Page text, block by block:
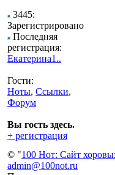
3445:
Зарегистрировано
Последняя
регистрация:
Екатерина1..
Гости:
Ноты, Ссылки,
Форум
Вы гость здесь.
+ регистрация
© "100 Нот: Сайт
admin@100not.ru